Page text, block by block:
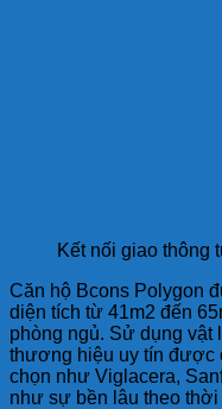
Kết nối giao thông
Căn hộ Bcons Polygon
diện tích từ 41m2 đến
phòng ngủ. Sử dụng vật
thương hiệu uy tín được
chọn như Viglacera,
như sự bền lâu theo thời